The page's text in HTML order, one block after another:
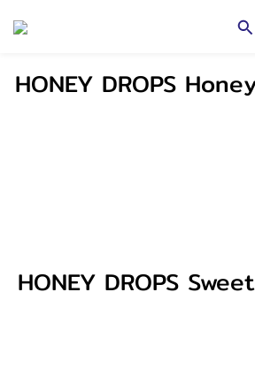
HONEY DROPS
HONEY DROPS